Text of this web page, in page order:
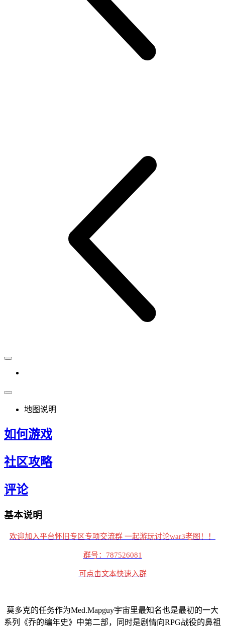
地图说明
如何游戏
社区攻略
评论
基本说明
欢迎加入平台怀旧专区专项交流群 一起游玩讨论war3老图！！
群号：787526081
可点击文本快速入群
莫多克的任务作为Med.Mapguy宇宙里最知名也是最初的一大
系列《乔的编年史》中第二部，同时是剧情向RPG战役的鼻祖